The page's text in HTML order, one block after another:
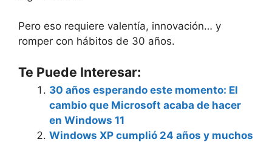
Pero eso requiere valentía, innovación… y
romper con hábitos de 30 años.
Te Puede Interesar:
30 años esperando este momento: El
cambio que Microsoft acaba de hacer
en Windows 11
Windows XP cumplió 24 años y muchos